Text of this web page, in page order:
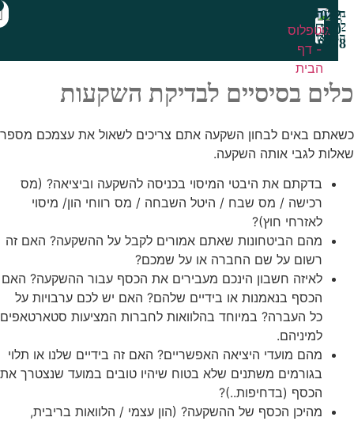
בסיסיים לבדיקת השקעות
באים לבחון השקעה אתם צריכים לשאול את עצמכם מספר
לגבי אותה השקעה.
בדקתם את היבטי המיסוי בכניסה להשקעה וביציאה? (מס
רכישה / מס שבח / היטל השבחה / מס רווחי הון/ מיסוי
לאזרחי חוץ)?
מהם הביטחונות שאתם אמורים לקבל על ההשקעה? האם זה
רשום על שם החברה או על שמכם?
לאיזה חשבון הינכם מעבירים את הכסף עבור ההשקעה? האם
הכסף בנאמנות או בידיים שלהם? האם יש לכם ערבויות על
כל העברה? במיוחד בהלוואות לחברות המציעות סטארטאפים
למיניהם.
מהם מועדי היציאה האפשריים? האם זה בידיים שלנו או תלוי
בגורמים משתנים שלא בטוח שיהיו טובים במועד שנצטרך את
הכסף (בדחיפות..)?
מהיכן הכסף של ההשקעה? (הון עצמי / הלוואות בריבית,